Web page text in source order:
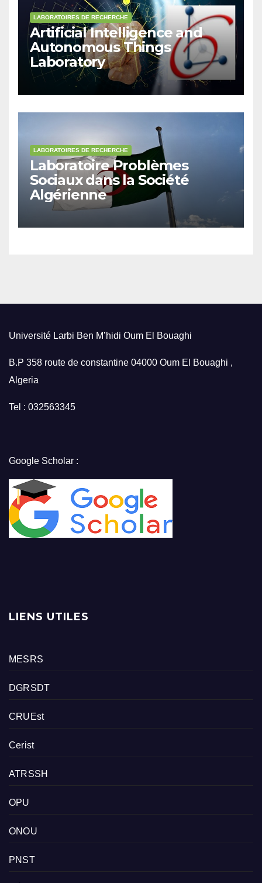
LABORATOIRES DE RECHERCHE
Artificial Intelligence and
Autonomous Things
Laboratory
LABORATOIRES DE RECHERCHE
Laboratoire Problèmes
Sociaux dans la Société
Algérienne
Université Larbi Ben M’hidi Oum El Bouaghi
B.P 358 route de constantine 04000 Oum El Bouaghi ,
Algeria
Tel : 032563345
Google Scholar :
LIENS UTILES
MESRS
DGRSDT
CRUEst
Cerist
ATRSSH
OPU
ONOU
PNST